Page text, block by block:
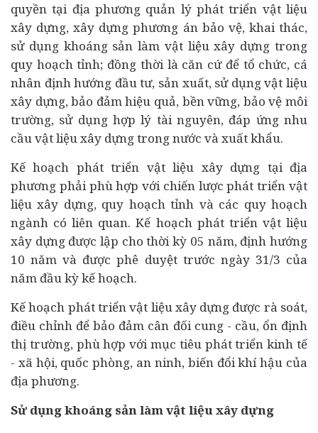
quyền tại địa phương quản lý phát triển vật liệu
xây dựng, xây dựng phương án bảo vệ, khai thác,
sử dụng khoáng sản làm vật liệu xây dựng trong
quy hoạch tỉnh; đồng thời là căn cứ để tổ chức, cá
nhân định hướng đầu tư, sản xuất, sử dụng vật liệu
xây dựng, bảo đảm hiệu quả, bền vững, bảo vệ môi
trường, sử dụng hợp lý tài nguyên, đáp ứng nhu
cầu vật liệu xây dựng trong nước và xuất khẩu.
Kế hoạch phát triển vật liệu xây dựng tại địa
phương phải phù hợp với chiến lược phát triển vật
liệu xây dựng, quy hoạch tỉnh và các quy hoạch
ngành có liên quan. Kế hoạch phát triển vật liệu
xây dựng được lập cho thời kỳ 05 năm, định hướng
10 năm và được phê duyệt trước ngày 31/3 của
năm đầu kỳ kế hoạch.
Kế hoạch phát triển vật liệu xây dựng được rà soát,
điều chỉnh để bảo đảm cân đối cung - cầu, ổn định
thị trường, phù hợp với mục tiêu phát triển kinh tế
- xã hội, quốc phòng, an ninh, biến đổi khí hậu của
địa phương.
Sử dụng khoáng sản làm vật liệu xây dựng